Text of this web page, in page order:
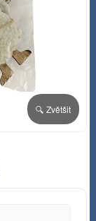
🔍 Zvětšit